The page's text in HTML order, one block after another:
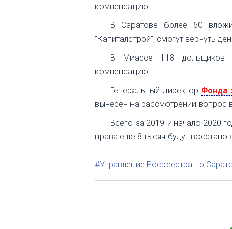
компенсацию.
В Саратове более 50
"Капиталстрой", смогут вернуть
В Миассе 118 дольщиков
компенсацию.
Генеральный директор Фонда
вынесен на рассмотрении вопрос
Всего за 2019 и начало 2020
права еще 8 тысяч будут
#Управление Росреестра по